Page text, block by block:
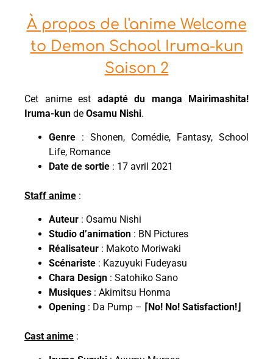
À propos de l'anime Welcome
to Demon School Iruma-kun
Saison 2
Cet anime est adapté du manga Mairimashita!
Iruma-kun de Osamu Nishi.
Genre : Shonen, Comédie, Fantasy, School
Life, Romance
Date de sortie : 17 avril 2021
Staff anime :
Auteur : Osamu Nishi
Studio d’animation : BN Pictures
Réalisateur : Makoto Moriwaki
Scénariste : Kazuyuki Fudeyasu
Chara Design : Satohiko Sano
Musiques : Akimitsu Honma
Opening : Da Pump – ⌈No! No! Satisfaction!⌋
Cast anime :